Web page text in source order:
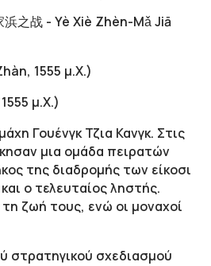
之战 - Yè Xiè Zhèn-Mǎ Jiā
1555 μ.Χ.)
μ.Χ.)
Γουένγκ Τζια Κανγκ. Στις
μια ομάδα πειρατών
της διαδρομής των είκοσι
ο τελευταίος ληστής.
ζωή τους, ενώ οι μοναχοί
στρατηγικού σχεδιασμού